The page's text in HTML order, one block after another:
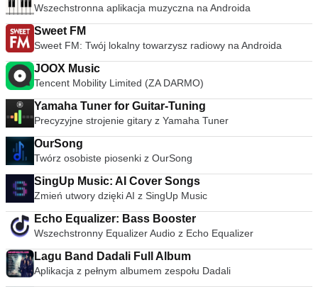
Wszechstronna aplikacja muzyczna na Androida
Sweet FM
Sweet FM: Twój lokalny towarzysz radiowy na Androida
JOOX Music
Tencent Mobility Limited (ZA DARMO)
Yamaha Tuner for Guitar-Tuning
Precyzyjne strojenie gitary z Yamaha Tuner
OurSong
Twórz osobiste piosenki z OurSong
SingUp Music: AI Cover Songs
Zmień utwory dzięki AI z SingUp Music
Echo Equalizer: Bass Booster
Wszechstronny Equalizer Audio z Echo Equalizer
Lagu Band Dadali Full Album
Aplikacja z pełnym albumem zespołu Dadali